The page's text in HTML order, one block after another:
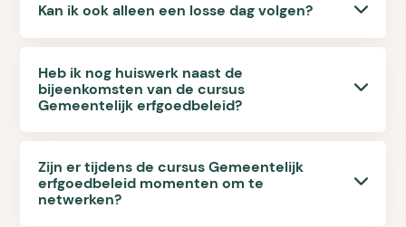
Kan ik ook alleen een losse dag volgen?
Heb ik nog huiswerk naast de
bijeenkomsten van de cursus
Gemeentelijk erfgoedbeleid?
Zijn er tijdens de cursus Gemeentelijk
erfgoedbeleid momenten om te
netwerken?